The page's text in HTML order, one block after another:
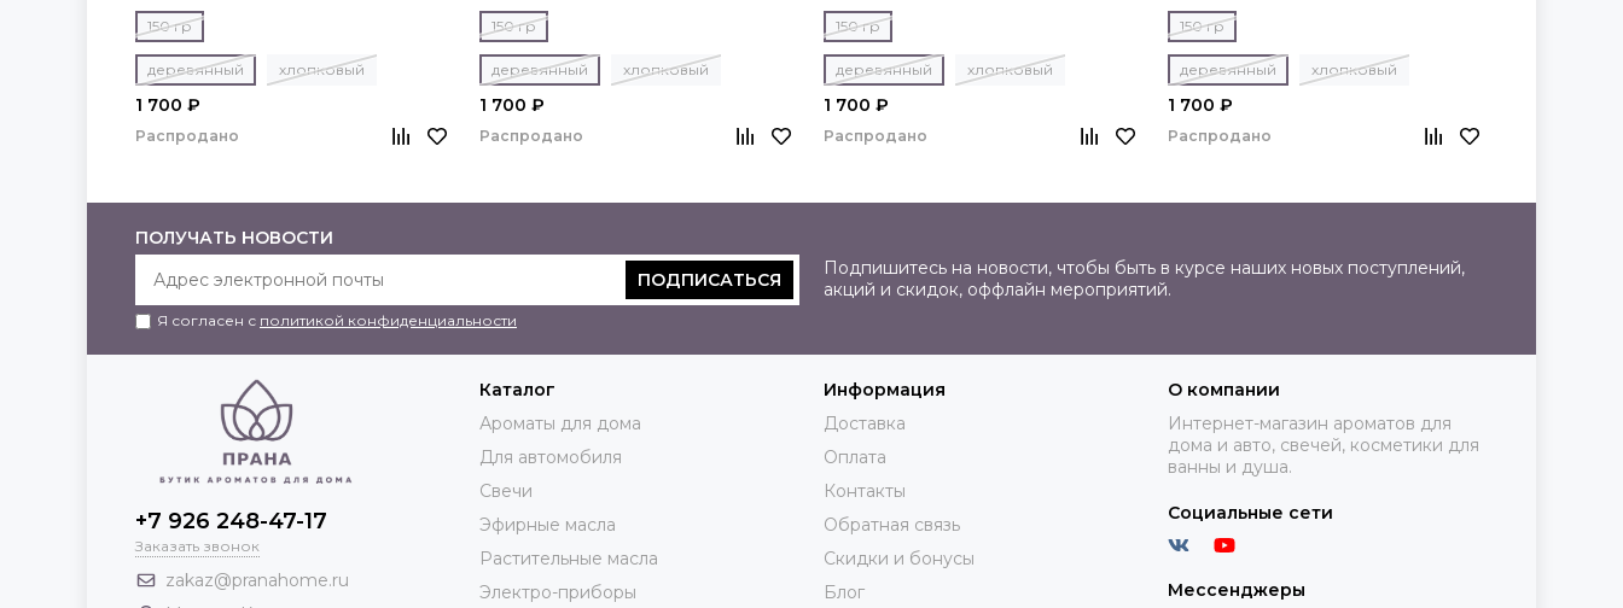
150 гр
деревянный хлопковый
1 700 ₽
Распродано
150 гр
деревянный хлопковый
1 700 ₽
Распродано
150 гр
деревянный хлопковый
1 700 ₽
Распродано
150 гр
деревянный хлопковый
1 700 ₽
Распродано
ПОЛУЧАТЬ НОВОСТИ
ПОДПИСАТЬСЯ
Я согласен с политикой конфиденциальности
Подпишитесь на новости, чтобы быть в курсе наших новых поступлений,
акций и скидок, оффлайн мероприятий.
+7 926 248-47-17
Заказать звонок
zakaz@pranahome.ru
Каталог
Ароматы для дома
Для автомобиля
Свечи
Эфирные масла
Растительные масла
Электро-приборы
Информация
Доставка
Оплата
Контакты
Обратная связь
Скидки и бонусы
Блог
О компании
Интернет-магазин ароматов для
дома и авто, свечей, косметики для
ванны и душа.
Социальные сети
Мессенджеры